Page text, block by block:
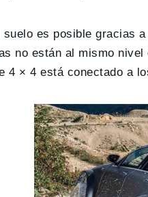
es posible gracias
no están al mismo
4 × 4 está conectado a